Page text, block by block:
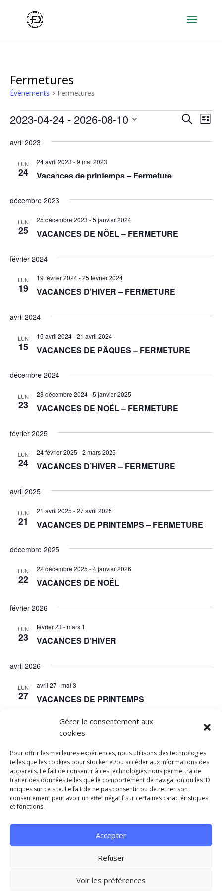
Gérer le consentement aux
cookies
Pour offrir les meilleures expériences, nous utilisons des technologies
telles que les cookies pour stocker et/ou accéder aux informations des
appareils. Le fait de consentir à ces technologies nous permettra de
traiter des données telles que le comportement de navigation ou les ID
uniques sur ce site. Le fait de ne pas consentir ou de retirer son
consentement peut avoir un effet négatif sur certaines caractéristiques
et fonctions.
Accepter
Refuser
Voir les préférences
Fermetures
Évènements Fermetures
Évènements Recherche
de
Liste
2023-04-24 - 2026-08-10
une
avril 2023
LUN
24 Vacances de printemps – Fermeture
24 avril 2023 -9 mai 2023
décembre 2023
LUN
25 VACANCES DE NÖEL – FERMETURE
25 décembre 2023 -5 janvier 2024
février 2024
LUN
19 VACANCES D’HIVER – FERMETURE
19 février 2024-25 février 2024
avril 2024
LUN
15 VACANCES DE PÂQUES – FERMETURE
15 avril 2024-21 avril 2024
décembre 2024
LUN
23 VACANCES DE NOËL – FERMETURE
23 décembre 2024-5 janvier 2025
février 2025
LUN
24 VACANCES D’HIVER – FERMETURE
24 février 2025 -2 mars 2025
avril 2025
LUN
21 VACANCES DE PRINTEMPS – FERMETURE
21 avril 2025 -27 avril 2025
décembre 2025
LUN
22 VACANCES DE NOËL
22 décembre 2025 -4 janvier 2026
février 2026
LUN
23 VACANCES D’HIVER
février 23 -mars 1
avril 2026
LUN
27 VACANCES DE PRINTEMPS
avril 27-mai 3
S’abonner au calendrier
Mentions légales et Politique de Confidentialité